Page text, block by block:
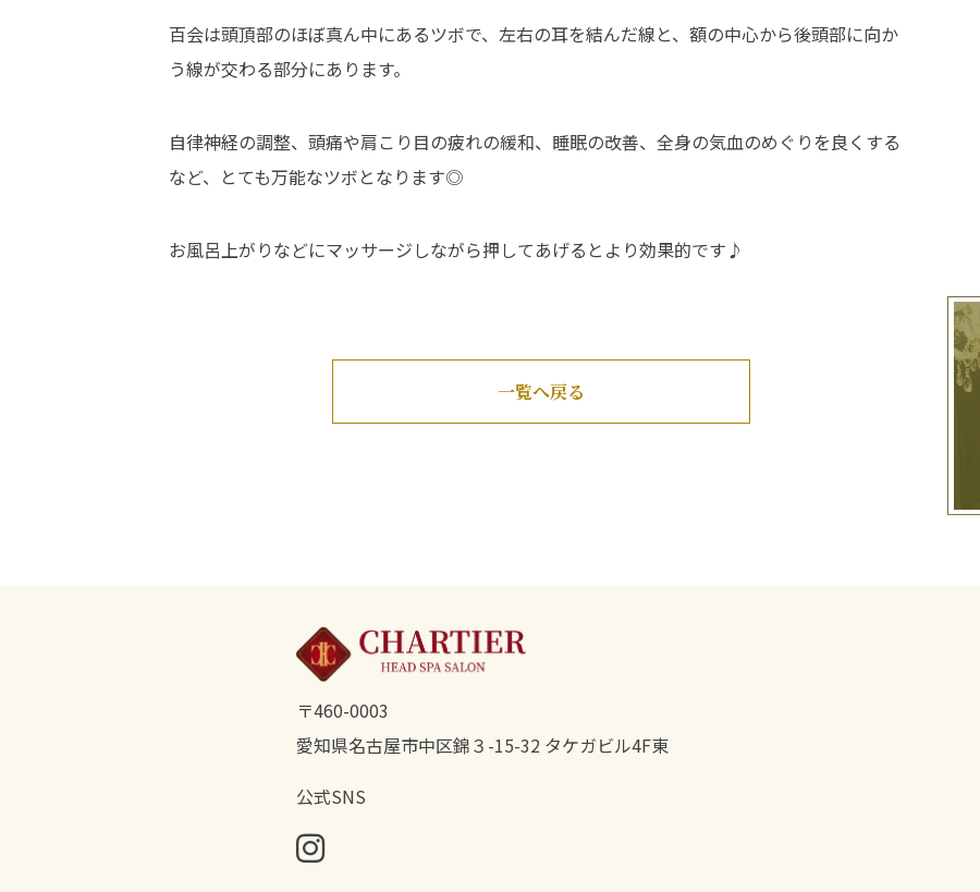
百会は頭頂部のほぼ真ん中にあるツボで、左右の耳を結んだ線と、額の中心から後頭部に向か
う線が交わる部分にあります。
自律神経の調整、頭痛や肩こり目の疲れの緩和、睡眠の改善、全身の気血のめぐりを良くする
など、とても万能なツボとなります◎
お風呂上がりなどにマッサージしながら押してあげるとより効果的です♪
一覧へ戻る
〒460-0003
愛知県名古屋市中区錦３-15-32 タケガビル4F東
公式SNS